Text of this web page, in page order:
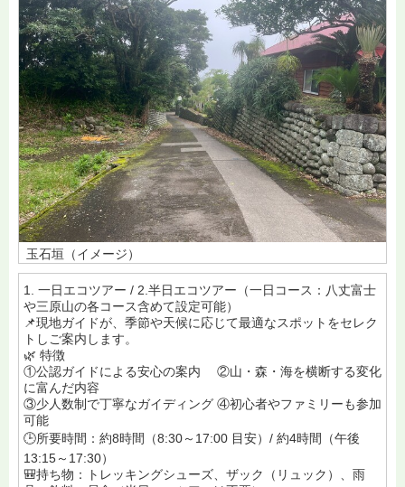
玉石垣（イメージ）
1. 一日エコツアー / 2.半日エコツアー（一日コース：八丈富士
や三原山の各コース含めて設定可能）
📌現地ガイドが、季節や天候に応じて最適なスポットをセレク
トしご案内します。
🌿 特徴
①公認ガイドによる安心の案内 ②山・森・海を横断する変化
に富んだ内容
③少人数制で丁寧なガイディング ④初心者やファミリーも参加
可能
🕒所要時間：約8時間（8:30～17:00 目安）/ 約4時間（午後
13:15～17:30）
🎒持ち物：トレッキングシューズ、ザック（リュック）、雨